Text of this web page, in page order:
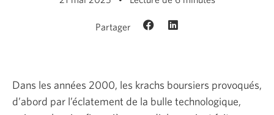
Partager
Dans les années 2000, les krachs boursiers provoqués,
d’abord par l’éclatement de la bulle technologique,